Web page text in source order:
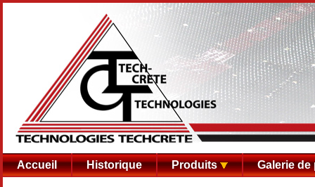
Accueil Historique Produits Galerie